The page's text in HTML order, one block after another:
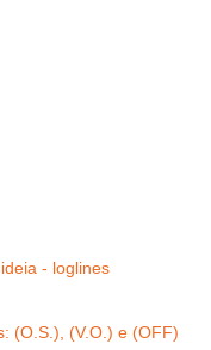
- loglines
(O.S.), (V.O.) e (OFF)